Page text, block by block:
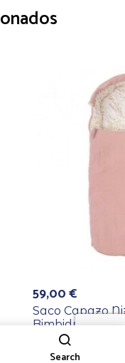
Search
59,00€
Saco Capazo
Bimbidreams